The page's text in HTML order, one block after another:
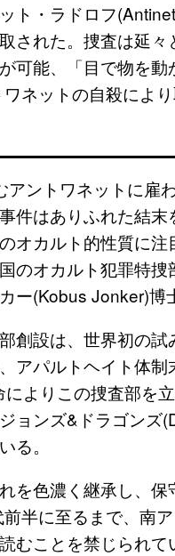
ト・ラドロフ
された。捜査は延
可能、「目で物を
ネットの自殺により
ントワネットに雇
件はありふれた結
オカルト的性質に
のオカルト犯罪特
ー(Kobus Jonker)博
創設は、世界初の
アパルトヘイト体
よりこの捜査部を
ョンズ&ドラゴン
る。
を色濃く継承し、
半に至るまで、南
むことを禁じられ